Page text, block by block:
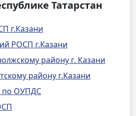
Татарстан
г.Казани
РОСП г.Казани
району г. Казани
району г.Казани
по ОУПДС